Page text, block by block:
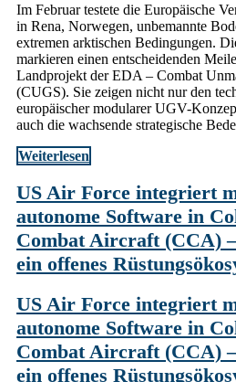
Im Februar testete die Europäische
in Rena, Norwegen, unbemannte
extremen arktischen Bedingungen.
markieren einen entscheidenden
Landprojekt der EDA – Combat
(CUGS). Sie zeigen nicht nur den
europäischer modularer UGV-
auch die wachsende strategische
Weiterlesen
US Air Force integriert
autonome Software in
Combat Aircraft (CCA)
ein offenes
US Air Force integriert
autonome Software in
Combat Aircraft (CCA)
ein offenes